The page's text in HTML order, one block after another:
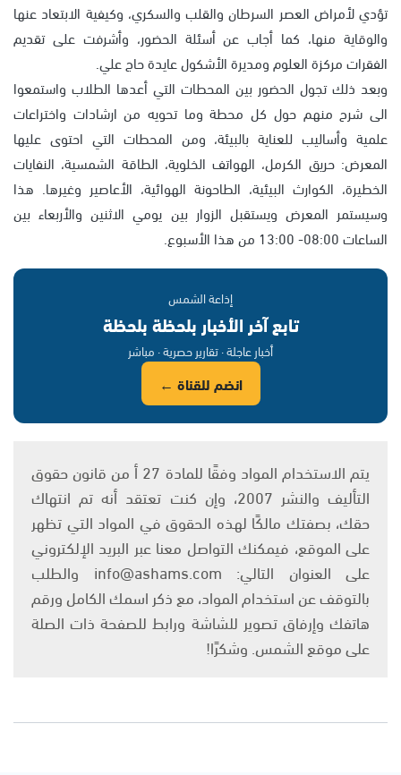
تؤدي لأمراض العصر السرطان والقلب والسكري، وكيفية الابتعاد عنها
والوقاية منها، كما أجاب عن أسئلة الحضور، وأشرفت على تقديم
الفقرات مركزة العلوم ومديرة الأشكول عايدة حاج علي.
وبعد ذلك تجول الحضور بين المحطات التي أعدها الطلاب واستمعوا
الى شرح منهم حول كل محطة وما تحويه من ارشادات واختراعات
علمية وأساليب للعناية بالبيئة، ومن المحطات التي احتوى عليها
المعرض: حريق الكرمل، الهواتف الخلوية، الطاقة الشمسية، النفايات
الخطيرة، الكوارث البيئية، الطاحونة الهوائية، الأعاصير وغيرها. هذا
وسيستمر المعرض ويستقبل الزوار بين يومي الاثنين والأربعاء بين
الساعات 08:00- 13:00 من هذا الأسبوع.
إذاعة الشمس
تابع آخر الأخبار بلحظة بلحظة
أخبار عاجلة · تقارير حصرية · مباشر
انضم للقناة ←
يتم الاستخدام المواد وفقًا للمادة 27 أ من قانون حقوق
التأليف والنشر 2007، وإن كنت تعتقد أنه تم انتهاك
حقك، بصفتك مالكًا لهذه الحقوق في المواد التي تظهر
على الموقع، فيمكنك التواصل معنا عبر البريد الإلكتروني
على العنوان التالي: info@ashams.com والطلب
بالتوقف عن استخدام المواد، مع ذكر اسمك الكامل ورقم
هاتفك وإرفاق تصوير للشاشة ورابط للصفحة ذات الصلة
على موقع الشمس. وشكرًا!